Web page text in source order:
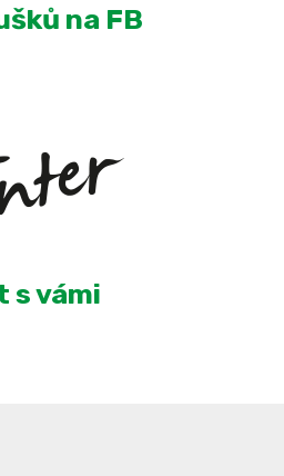
na FB
s vámi